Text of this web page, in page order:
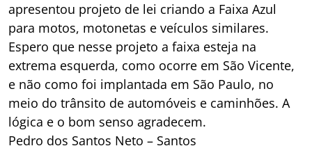
apresentou projeto de lei criando a Faixa Azul
para motos, motonetas e veículos similares.
Espero que nesse projeto a faixa esteja na
extrema esquerda, como ocorre em São Vicente,
e não como foi implantada em São Paulo, no
meio do trânsito de automóveis e caminhões. A
lógica e o bom senso agradecem.
Pedro dos Santos Neto – Santos